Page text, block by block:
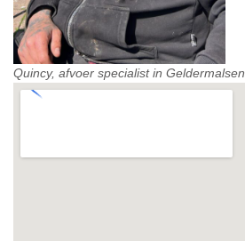
Quincy, afvoer specialist in Geldermalsen